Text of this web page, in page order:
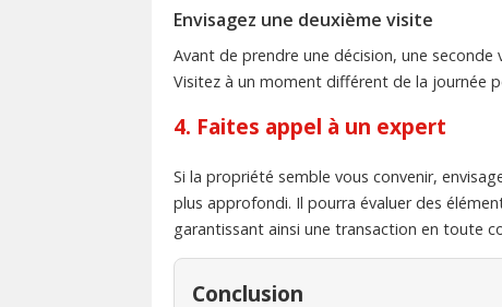
Envisagez une deuxième visite
Avant de prendre une décision, une
Visitez à un moment différent de la journée
4. Faites appel à un expert
Si la propriété semble vous convenir,
plus approfondi. Il pourra évaluer des
garantissant ainsi une transaction en toute
Conclusion